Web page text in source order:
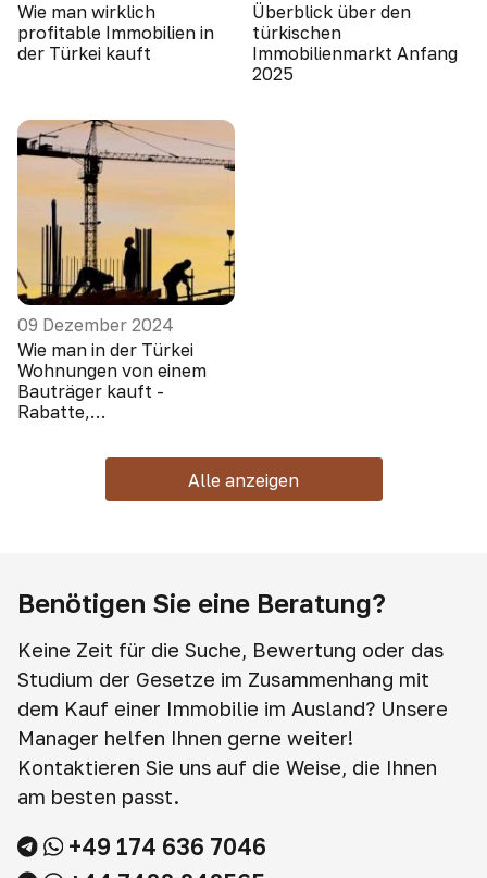
Wie man wirklich
profitable Immobilien in
der Türkei kauft
Überblick über den
türkischen
Immobilienmarkt Anfang
2025
09 Dezember 2024
Wie man in der Türkei
Wohnungen von einem
Bauträger kauft -
Rabatte,
Alle anzeigen
Benötigen Sie eine Beratung?
Keine Zeit für die Suche, Bewertung oder das
Studium der Gesetze im Zusammenhang mit
dem Kauf einer Immobilie im Ausland? Unsere
Manager helfen Ihnen gerne weiter!
Kontaktieren Sie uns auf die Weise, die Ihnen
am besten passt.
+49 174 636 7046